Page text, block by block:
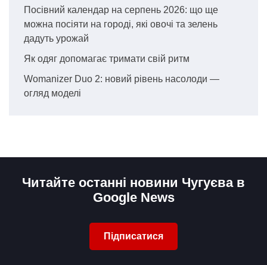
Посівний календар на серпень 2026: що ще
можна посіяти на городі, які овочі та зелень
дадуть урожай
Як одяг допомагає тримати свій ритм
Womanizer Duo 2: новий рівень насолоди —
огляд моделі
Читайте останні новини Чугуєва в
Google News
Підписатися